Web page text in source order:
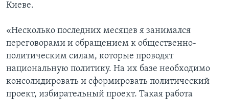
Киеве.
«Несколько последних месяцев я занимался
переговорами и обращением к общественно-
политическим силам, которые проводят
национальную политику. На их базе необходимо
консолидировать и сформировать политический
проект, избирательный проект. Такая работа